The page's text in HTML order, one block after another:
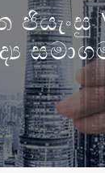
ජියැංසු